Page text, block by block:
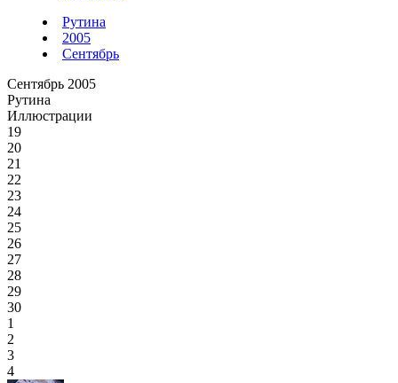
Рутина
2005
Сентябрь
Сентябрь 2005
Рутина
Иллюстрации
19
20
21
22
23
24
25
26
27
28
29
30
1
2
3
4